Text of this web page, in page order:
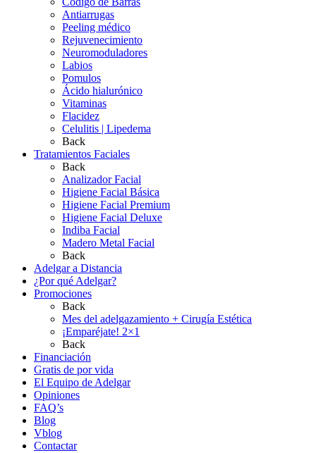
Antiarrugas
Peeling médico
Rejuvenecimiento
Neuromoduladores
Labios
Pomulos
Ácido hialurónico
Vitaminas
Flacidez
Celulitis | Lipedema
Back
Tratamientos Faciales
Back
Analizador Facial
Higiene Facial Básica
Higiene Facial Premium
Higiene Facial Deluxe
Indiba Facial
Madero Metal Facial
Back
Adelgar a Distancia
¿Por qué Adelgar?
Promociones
Back
Mes del adelgazamiento + Cirugía Estética
¡Emparéjate! 2×1
Back
Financiación
Gratis de por vida
El Equipo de Adelgar
Opiniones
FAQ’s
Blog
Vblog
Contactar